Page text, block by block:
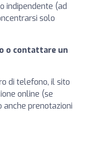
indipendente (ad
solo
o contattare un
di telefono, il sito
online (se
anche prenotazioni